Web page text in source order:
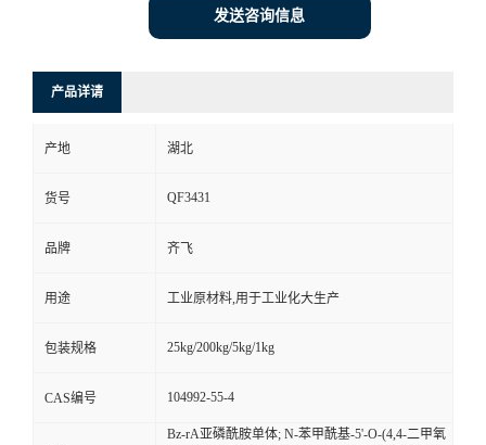
发送咨询信息
产品详请
产地 湖北
货号 QF3431
品牌 齐飞
用途 工业原材料,用于工业化大生产
包装规格 25kg/200kg/5kg/1kg
CAS编号 104992-55-4
Bz-rA亚磷酰胺单体; N-苯甲酰基-5'-O-(4,4-二甲氧